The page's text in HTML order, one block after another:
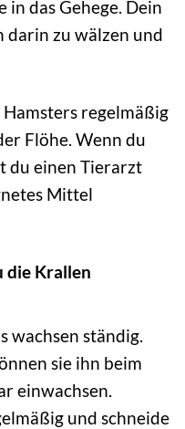
in das Gehege. Dein
darin zu wälzen und
regelmäßig
Flöhe. Wenn du
du einen Tierarzt
Mittel
die Krallen
wachsen ständig.
sie ihn beim
einwachsen.
und schneide